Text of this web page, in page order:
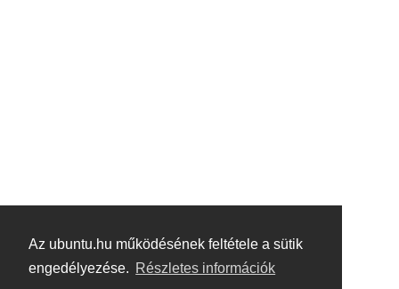
Az ubuntu.hu működésének feltétele a sütik
engedélyezése. Részletes információk